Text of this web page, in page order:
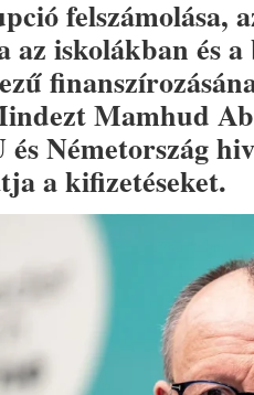
felszámolása,
az iskolákban és
Mamhud
és Németország
a kifizetéseket.